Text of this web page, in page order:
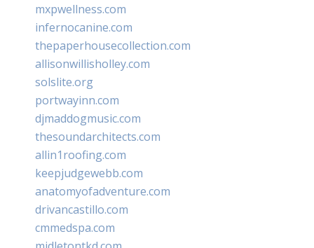
mxpwellness.com
infernocanine.com
thepaperhousecollection.com
allisonwillisholley.com
solslite.org
portwayinn.com
djmaddogmusic.com
thesoundarchitects.com
allin1roofing.com
keepjudgewebb.com
anatomyofadventure.com
drivancastillo.com
cmmedspa.com